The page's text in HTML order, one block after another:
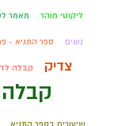
ליקוטי מוהר מאמר
נשים ספר התניא -
צדיק
קבלה
שיעורים בספר התניא